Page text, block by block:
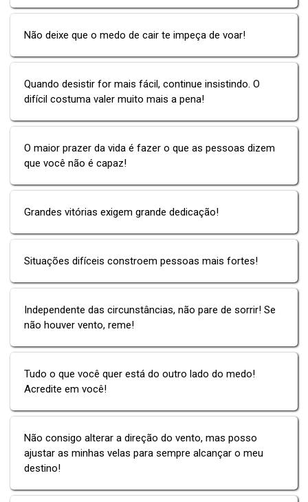
Não deixe que o medo de cair te impeça de voar!
Quando desistir for mais fácil, continue insistindo. O
difícil costuma valer muito mais a pena!
O maior prazer da vida é fazer o que as pessoas dizem
que você não é capaz!
Grandes vitórias exigem grande dedicação!
Situações difíceis constroem pessoas mais fortes!
Independente das circunstâncias, não pare de sorrir! Se
não houver vento, reme!
Tudo o que você quer está do outro lado do medo!
Acredite em você!
Não consigo alterar a direção do vento, mas posso
ajustar as minhas velas para sempre alcançar o meu
destino!